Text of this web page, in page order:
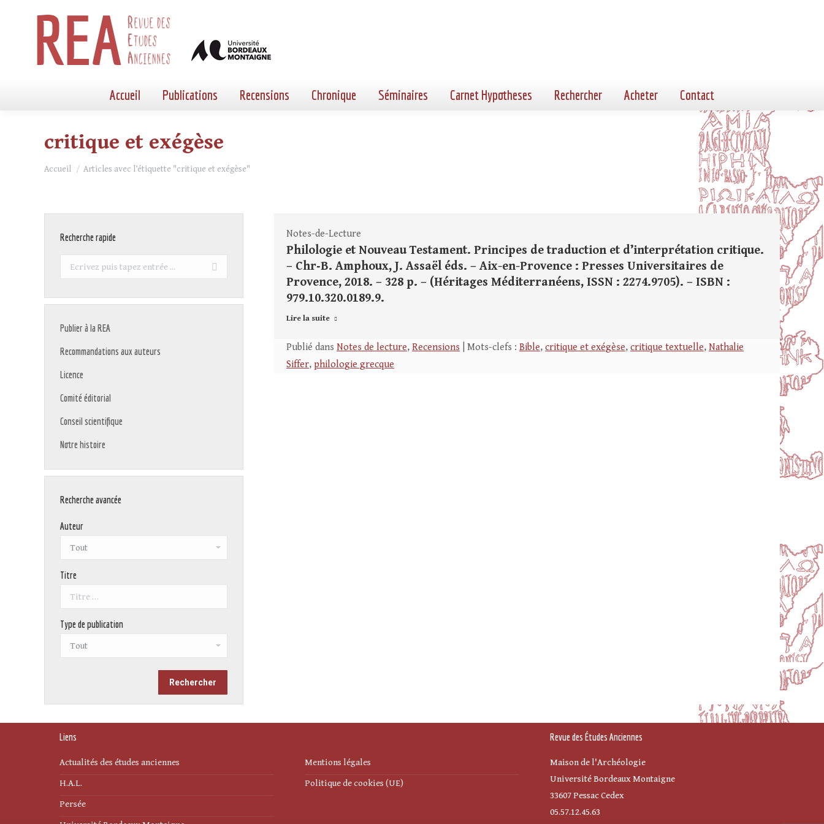
Accueil Publications Recensions Chronique Séminaires Carnet Hypotheses Rechercher Acheter Contact
critique et exégèse
Vous êtes ici :
Accueil Articles avec l’étiquette "critique et exégèse"
Notes-de-Lecture
Philologie et Nouveau Testament. Principes de traduction et d’interprétation critique.
– Chr‑B. Amphoux, J. Assaël éds. – Aix-en-Provence : Presses Universitaires de
Provence, 2018. – 328 p. – (Héritages Méditerranéens, ISSN : 2274.9705). – ISBN :
979.10.320.0189.9.
Lire la suite
Publié dans Notes de lecture, Recensions | Mots-clefs : Bible, critique et exégèse, critique textuelle, Nathalie
Siffer, philologie grecque
Recherche rapide
Recherche
Publier à la REA
Recommandations aux auteurs
Licence
Comité éditorial
Conseil scientifique
Notre histoire
Recherche avancée
Auteur
Titre
Type de publication
Liens
Actualités des études anciennes
H.A.L.
Persée
Mentions légales
Politique de cookies (UE)
Revue des Études Anciennes
Maison de l'Archéologie
Université Bordeaux Montaigne
33607 Pessac Cedex
05.57.12.45.63